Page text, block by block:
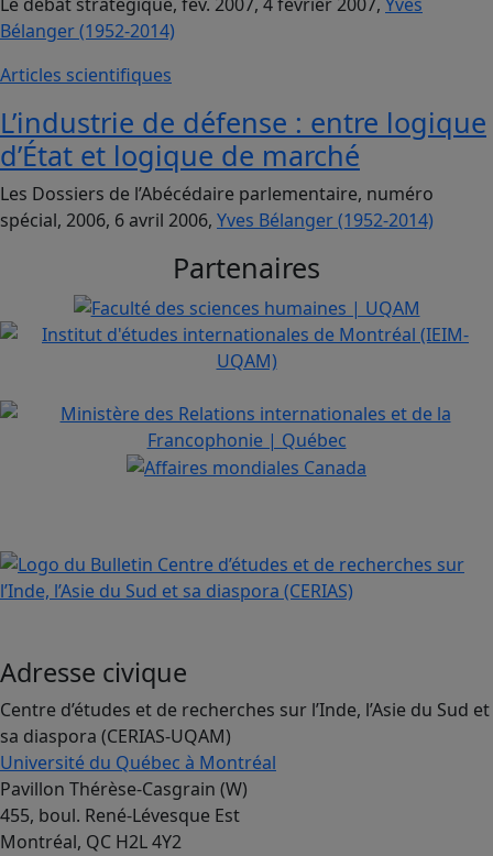
Bélanger (1952-2014)
Articles scientifiques
L’industrie de défense : entre logique
d’État et logique de marché
Les Dossiers de l’Abécédaire parlementaire, numéro
spécial, 2006, 6 avril 2006, Yves Bélanger (1952-2014)
Partenaires
Adresse civique
Centre d’études et de recherches sur l’Inde, l’Asie du Sud et
sa diaspora (CERIAS-UQAM)
Université du Québec à Montréal
Pavillon Thérèse-Casgrain (W)
455, boul. René-Lévesque Est
Montréal, QC H2L 4Y2